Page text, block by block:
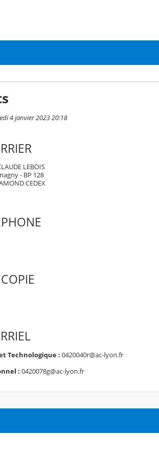
4 janvier 2023 20:18
LEBOIS
- BP 128
CEDEX
Technologique : 0420040r@ac-lyon.fr
: 0420078g@ac-lyon.fr